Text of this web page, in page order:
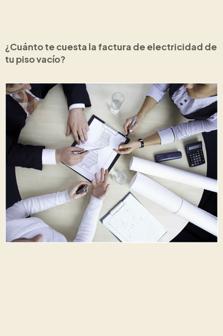
¿Cuánto te cuesta la factura de electricidad de
tu piso vacío?